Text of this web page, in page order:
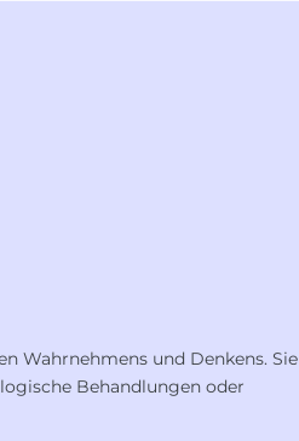
Wahrnehmens und Denkens. Sie
Behandlungen oder